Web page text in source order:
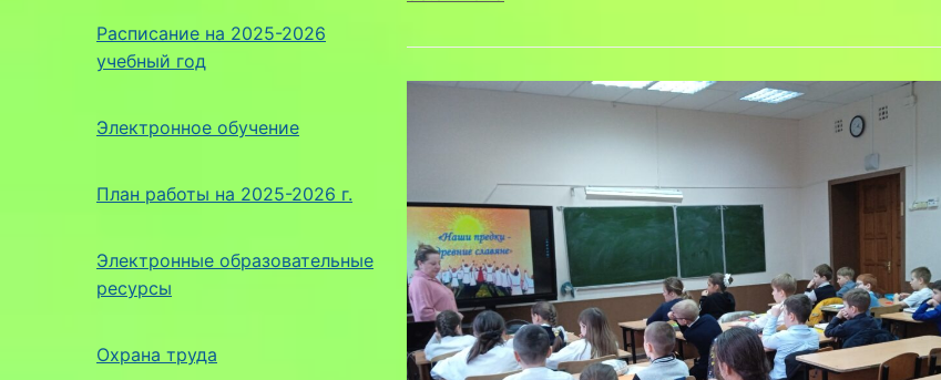
Расписание на 2025-2026
учебный год
Электронное обучение
План работы на 2025-2026 г.
Электронные образовательные
ресурсы
Охрана труда